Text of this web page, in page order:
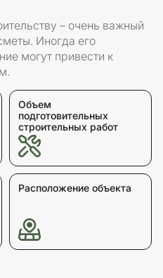
– очень важный
Иногда его
могут привести к
Объем
подготовительных
строительных работ
Расположение объекта